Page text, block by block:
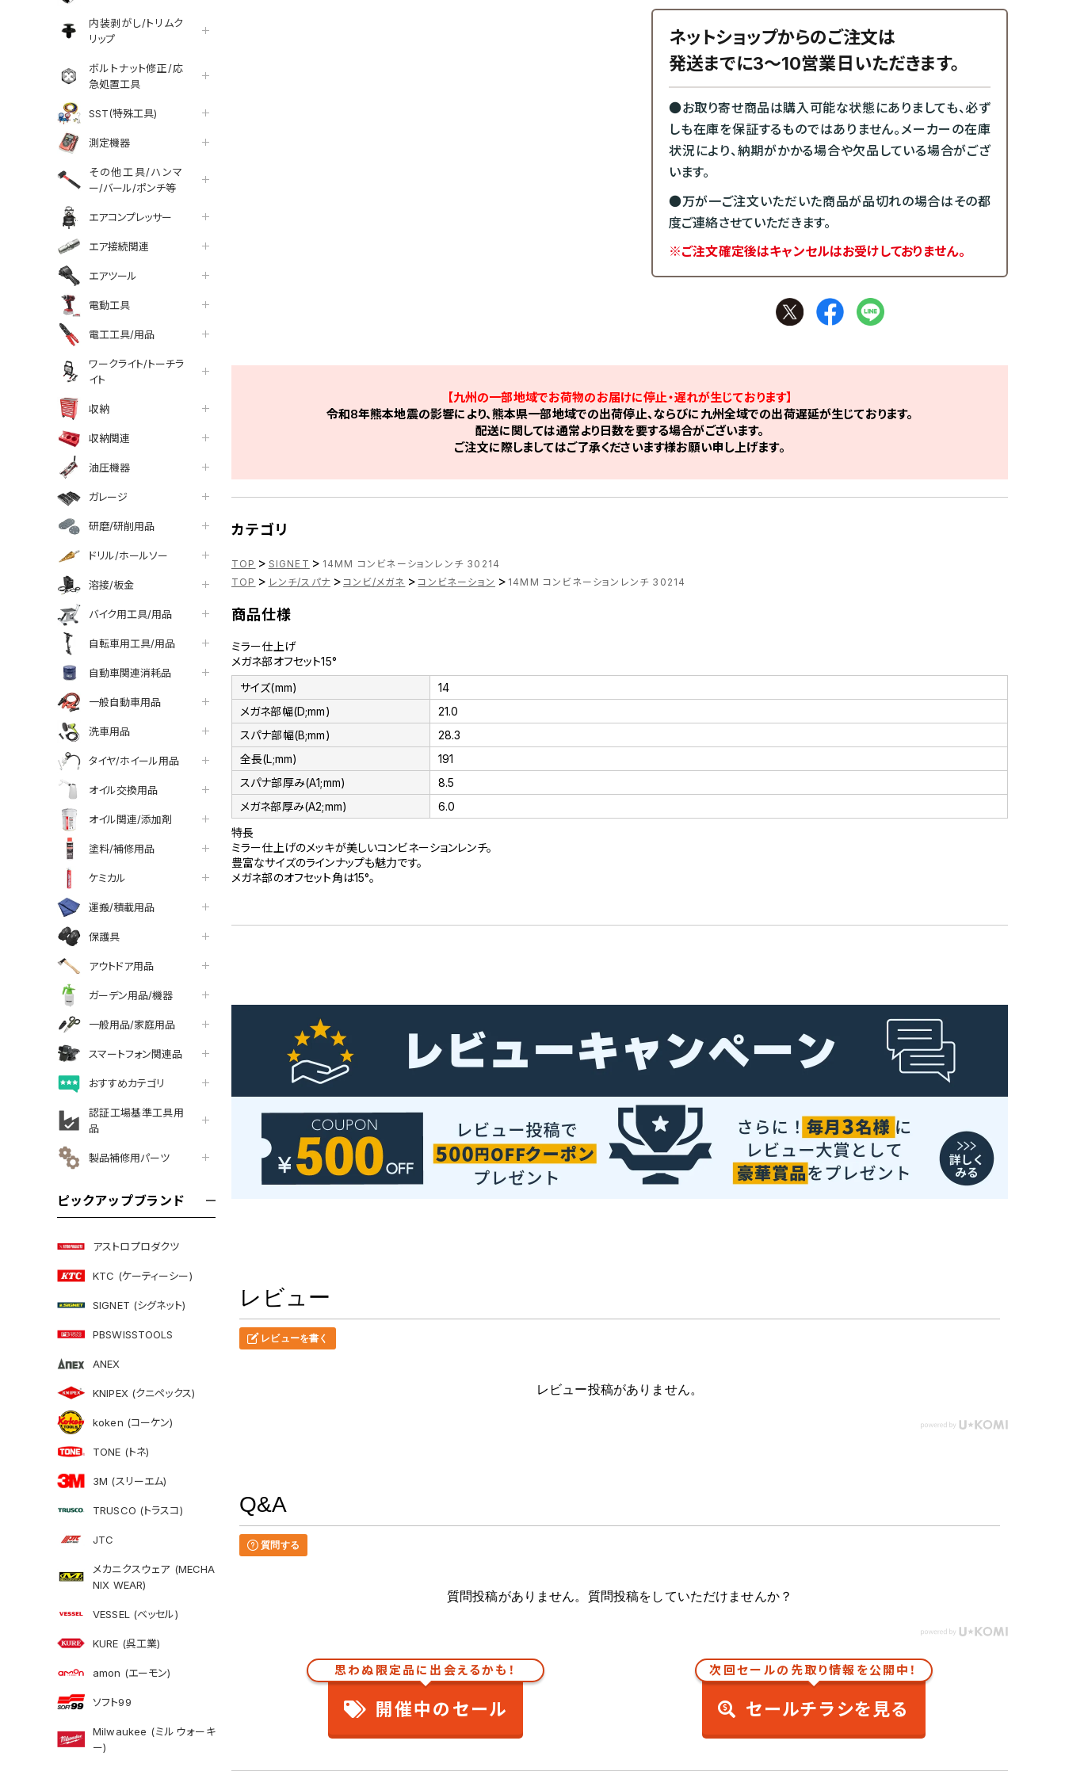
内装剥がし/トリムク
リップ
ボルトナット修正/応
急処置工具
SST(特殊工具)
測定機器
その他工具/ハンマ
ー/バール/ポンチ等
エアコンプレッサー
エア接続関連
エアツール
電動工具
電工工具/用品
ワークライト/トーチラ
イト
収納
収納関連
油圧機器
ガレージ
研磨/研削用品
ドリル/ホールソー
溶接/板金
バイク用工具/用品
自転車用工具/用品
自動車関連消耗品
一般自動車用品
洗車用品
タイヤ/ホイール用品
オイル交換用品
オイル関連/添加剤
塗料/補修用品
ケミカル
運搬/積載用品
保護具
アウトドア用品
ガーデン用品/機器
一般用品/家庭用品
スマートフォン関連品
おすすめカテゴリ
認証工場基準工具用
品
製品補修用パーツ
ピックアップブランド
アストロプロダクツ
KTC (ケーティーシー)
SIGNET (シグネット)
PBSWISSTOOLS
ANEX
KNIPEX (クニペックス)
koken (コーケン)
TONE (トネ)
3M (スリーエム)
TRUSCO (トラスコ)
JTC
メカニクスウェア (MECHA
NIX WEAR)
VESSEL (ベッセル)
KURE (呉工業)
amon (エーモン)
ソフト99
Milwaukee (ミルウォーキ
ー)
ネットショップからのご注文は
発送までに3～10営業日いただきます。
●お取り寄せ商品は購入可能な状態にありましても、必ず
しも在庫を保証するものではありません。メーカーの在庫
状況により、納期がかかる場合や欠品している場合がござ
います。
●万が一ご注文いただいた商品が品切れの場合はその都
度ご連絡させていただきます。
※ご注文確定後はキャンセルはお受けしておりません。
facebook
line
【九州の一部地域でお荷物のお届けに停止・遅れが生じております】
令和8年熊本地震の影響により、熊本県一部地域での出荷停止、ならびに九州全域での出荷遅延が生じております。
配送に関しては通常より日数を要する場合がございます。
ご注文に際しましてはご了承くださいます様お願い申し上げます。
カテゴリ
TOP > SIGNET > 14MM コンビネーションレンチ 30214
TOP > レンチ/スパナ > コンビ/メガネ > コンビネーション > 14MM コンビネーションレンチ 30214
商品仕様
ミラー仕上げ
メガネ部オフセット15°
サイズ(mm)
14
メガネ部幅(D;mm)
21.0
スパナ部幅(B;mm)
28.3
全長(L;mm)
191
スパナ部厚み(A1;mm)
8.5
メガネ部厚み(A2;mm)
6.0
特長
ミラー仕上げのメッキが美しいコンビネーションレンチ。
豊富なサイズのラインナップも魅力です。
メガネ部のオフセット角は15°。
レビュー
レビューを書く
レビュー投稿がありません。
Q&A
質問する
質問投稿がありません。質問投稿をしていただけませんか？
思わぬ限定品に出会えるかも！
開催中のセール
次回セールの先取り情報を公開中！
セールチラシを見る